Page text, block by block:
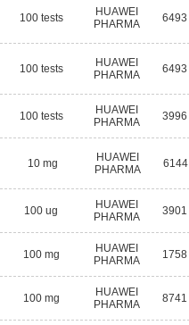
100 tests
HUAWEI
PHARMA
6493
100 tests
HUAWEI
PHARMA
6493
100 tests
HUAWEI
PHARMA
3996
10 mg
HUAWEI
PHARMA
6144
100 ug
HUAWEI
PHARMA
3901
100 mg
HUAWEI
PHARMA
1758
100 mg
HUAWEI
PHARMA
8741